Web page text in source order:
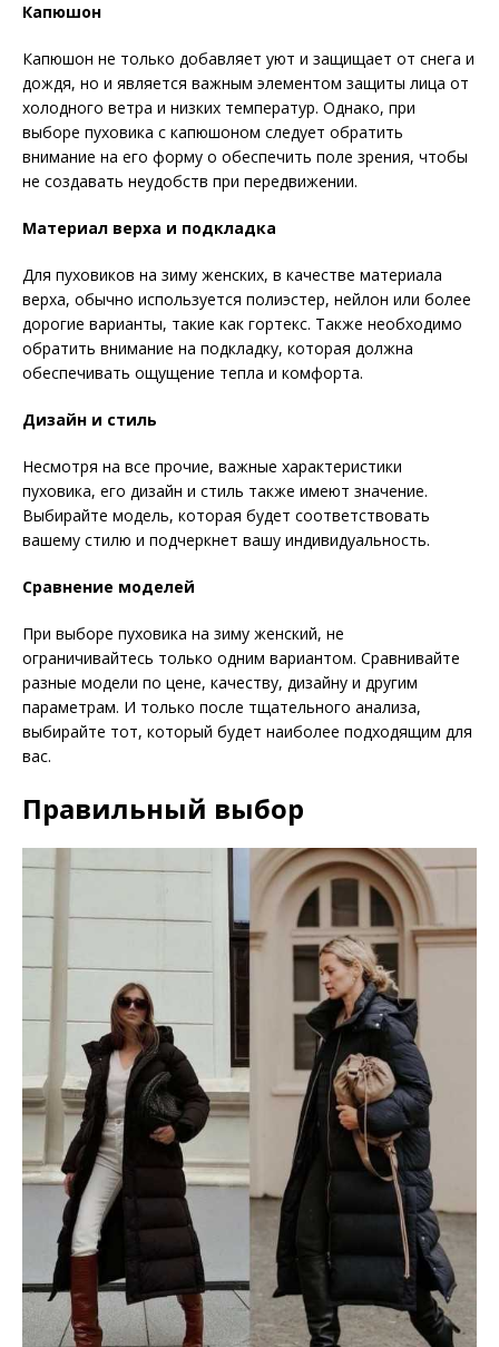
Капюшон
Капюшон не только добавляет уют и защищает от снега и
дождя, но и является важным элементом защиты лица от
холодного ветра и низких температур. Однако, при
выборе пуховика с капюшоном следует обратить
внимание на его форму о обеспечить поле зрения, чтобы
не создавать неудобств при передвижении.
Материал верха и подкладка
Для пуховиков на зиму женских, в качестве материала
верха, обычно используется полиэстер, нейлон или более
дорогие варианты, такие как гортекс. Также необходимо
обратить внимание на подкладку, которая должна
обеспечивать ощущение тепла и комфорта.
Дизайн и стиль
Несмотря на все прочие, важные характеристики
пуховика, его дизайн и стиль также имеют значение.
Выбирайте модель, которая будет соответствовать
вашему стилю и подчеркнет вашу индивидуальность.
Сравнение моделей
При выборе пуховика на зиму женский, не
ограничивайтесь только одним вариантом. Сравнивайте
разные модели по цене, качеству, дизайну и другим
параметрам. И только после тщательного анализа,
выбирайте тот, который будет наиболее подходящим для
вас.
Правильный выбор